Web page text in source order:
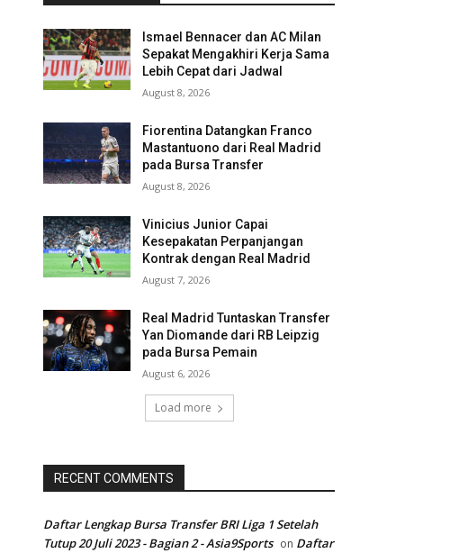
Ismael Bennacer dan AC Milan
Sepakat Mengakhiri Kerja Sama
Lebih Cepat dari Jadwal
August 8, 2026
Fiorentina Datangkan Franco
Mastantuono dari Real Madrid
pada Bursa Transfer
August 8, 2026
Vinicius Junior Capai
Kesepakatan Perpanjangan
Kontrak dengan Real Madrid
August 7, 2026
Real Madrid Tuntaskan Transfer
Yan Diomande dari RB Leipzig
pada Bursa Pemain
August 6, 2026
Load more
RECENT COMMENTS
Daftar Lengkap Bursa Transfer BRI Liga 1 Setelah
Tutup 20 Juli 2023 - Bagian 2 - Asia9Sports on Daftar